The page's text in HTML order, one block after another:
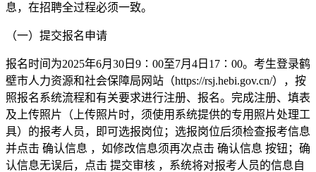
息，在招聘全过程必须一致。
（一）提交报名申请
报名时间为2025年6月30日9∶00至7月4日17∶00。考生登录鹤
壁市人力资源和社会保障局网站（https://rsj.hebi.gov.cn/），按
照报名系统流程和有关要求进行注册、报名。完成注册、填表
及上传照片（上传照片时，须使用系统提供的专用照片处理工
具）的报考人员，即可选报岗位；选报岗位后须检查报考信息
并点击 确认信息 ，如修改信息须再次点击 确认信息 按钮；确
认信息无误后，点击 提交审核 ，系统将对报考人员的信息自